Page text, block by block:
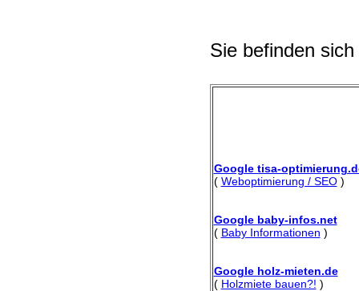
Sie befinden
Google tisa-
( Weboptimierung / SEO)
Google baby-infos.net
( Baby Informationen )
Google holz-mieten.de
( Holzmiete bauen?! )